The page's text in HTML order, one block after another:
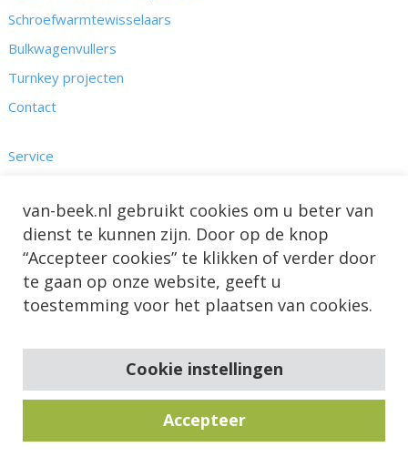
Schroefwarmtewisselaars
Bulkwagenvullers
Turnkey projecten
Contact
Service
Nieuws & Projecten
Over ons
van-beek.nl gebruikt cookies om u beter van
dienst te kunnen zijn. Door op de knop
“Accepteer cookies” te klikken of verder door
te gaan op onze website, geeft u
toestemming voor het plaatsen van cookies.
Cookie instellingen
Accepteer